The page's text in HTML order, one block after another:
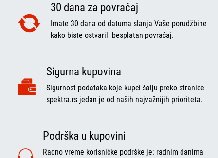
30 dana za povraćaj
Imate 30 dana od datuma slanja Vaše porudžbine
kako biste ostvarili besplatan povraćaj.
Sigurna kupovina
Sigurnost podataka koje kupci šalju preko stranice
spektra.rs jedan je od naših najvažnijih prioriteta.
Podrška u kupovini
Radno vreme korisničke podrške je: radnim danima